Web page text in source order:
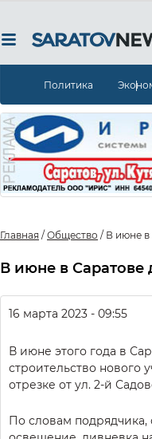
Политика
Главная / Общество / В июне
В июне в
16 марта 2023 - 09:55
В июне этого года в
строительство нового
отрезке от ул. 2-й
По словам